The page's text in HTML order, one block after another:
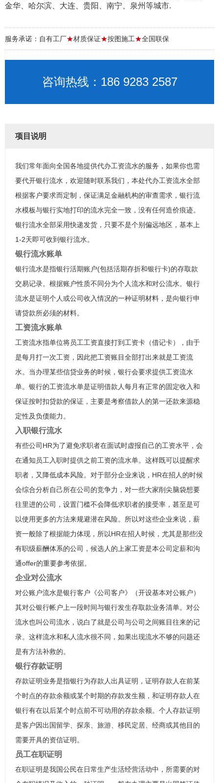
金华、哈尔滨、大连、贵阳、南宁、泉州等城市.
服务承诺：自有工厂★材质保证★按图施工★全国联保
咨询热线：186 9283 2587
项目说明
我们常年面向全国各地提供代办工资流水的服务，如果你也需
要代开银行流水，欢迎随时联系我们，本处代办工资流水全部
根据客户要求而定制，保证满足金融机构的审查需求，银行流
水模板与银行实地打印的流水完全一致，没有任何造价痕迹。
银行流水全部采用快递发货，只要不是个别偏远地区，基本上
1-2天即可收到银行流水。
银行流水账单
银行流水是指银行活期账户(包括活期存折和银行卡)的存取款
交易记录。根据账户性质不同分为个人流水和对公流水。银行
流水是证明个人或公司收入情况的一种证明材料，是向银行申
请贷款所必须的材料。
工资流水账单
工资流水指单位将员工工资直接打到工资卡（借记卡），由于
是每月打一次工资，因此把工资账目全部打出来就是工资流
水。当办理某些信贷业务的时候，银行会要求提供工资流水
单。银行的工资流水单是证明借款人每月有正常的固定收入和
保证按时扣贷款的保证，主要是考察借款人的第一还款来源稳
定性及负债能力。
入职银行流水
有些公司HR为了避免求职者在面试时虚报自己的工资水平，会
在通知员工入职时提供之前工资的流水单。这样既可以提醒求
职者，又降低成本风险。对于部分企业来说，HR在招人的时候
会综合分析自己所在公司的竞争力，对一些大家削尖脑袋想要
往里进的公司，设置门槛不会降低求职者的接受率，甚至是可
以使用更多的方法来规避潜在风险。所以对这些企业来说，薪
资一般除了根据能力体现，所以HR在招人时候，尤其是那些没
有职级薪酬体系的公司，候选人的上家工资是本公司定薪和沟
通offer的重要参考依据。
企业对公流水
对公账户流水是银行客户《公司客户》（开设基本对公账户）
其对公银行帐户上一段时间与银行发生存取款业务清单。对公
流水也叫公司流水，说白了就是公司与公司之间账目往来的记
录。这样流水和私人流水很不同，如果出现流水不够的问题还
是有方法补救的。
银行存款证明
存款证明业务是指银行为存款人出具证明，证明存款人在前某
个时点的存款余额或某个时期的存款发生额，和证明存款人在
银行有在以后某个时点前不可动用的存款余额。个人存款证明
是客户因出国留学、探亲、旅游、移民定居、经商或其他目的
需要开具的资信证明。
员工在职证明
在职证明是我国公民在日常生产生活经营活动中，所需要的对